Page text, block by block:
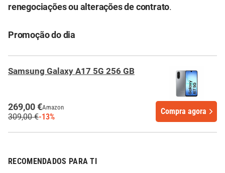
renegociações ou alterações de contrato.
Promoção do dia
Samsung Galaxy A17 5G 256 GB
269,00 €Amazon
309,00 €-13%
Compra agora
RECOMENDADOS PARA TI